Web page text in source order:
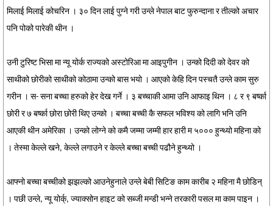
मिलाई मिलाई कोचरिन । ३० दिन लाई पुग्ने गरी उन्ले नेपाल बाट फुरुन्दाना र तील्को अचार
पनि पोको पारेकी थीन ।
उनी टुरिष्ट भिसा मा न्यू योर्क राज्यको अस्टोरिआ मा आइपुगीन । उन्को दिदी को देवर को
साथीको छोरीको साथीको कोठामा उन्को बास भयो । आएको केहि दिन पस्चतै उन्ले काम सुरु
गरीन । स- सना बच्चा हरुको हेर देख गर्ने । ३ बच्चाकी आमा उनि आफाइ थिन । ८ र ९ बर्ष्का
छोरी र ७ बर्ष्का छोरा छोरी थिए उन्को । बच्चा बच्ची कै सफल भविश्य को लागि भनि उनि
आएकी थीन अमेरिका । उन्को लोग्ने को कमै जम्मा जम्मी हार हारी म ५००० हुन्थ्यो महिना को
। तेस्मा केल्ले खने, केल्ले लगाउने र केल्ले बच्चा बच्ची पढौने हुन्थ्यो ।
आफ्नो बच्चा बच्चीको झझल्को आउनेहुनाले उन्ले बेबी सिटिङ काम कारीब २ महिना मै छोडिन्
। पछी उन्ले, न्यू योर्क्, ज्याक्सोन हाइट को सब्जी मन्डी भन्ने तरकारी पसल मा काम पाइन ।